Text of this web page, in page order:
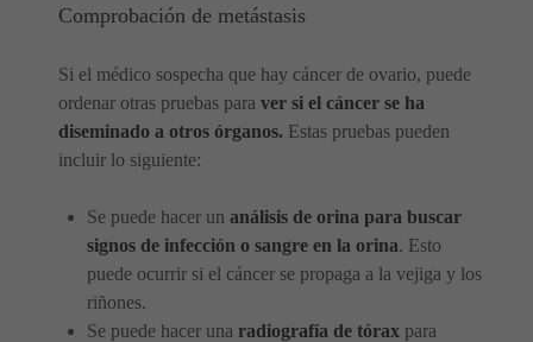
Comprobación de metástasis
Si el médico sospecha que hay cáncer de ovario, puede
ordenar otras pruebas para ver si el cáncer se ha
diseminado a otros órganos. Estas pruebas pueden
incluir lo siguiente:
Se puede hacer un análisis de orina para buscar
signos de infección o sangre en la orina. Esto
puede ocurrir si el cáncer se propaga a la vejiga y los
riñones.
Se puede hacer una radiografía de tórax para